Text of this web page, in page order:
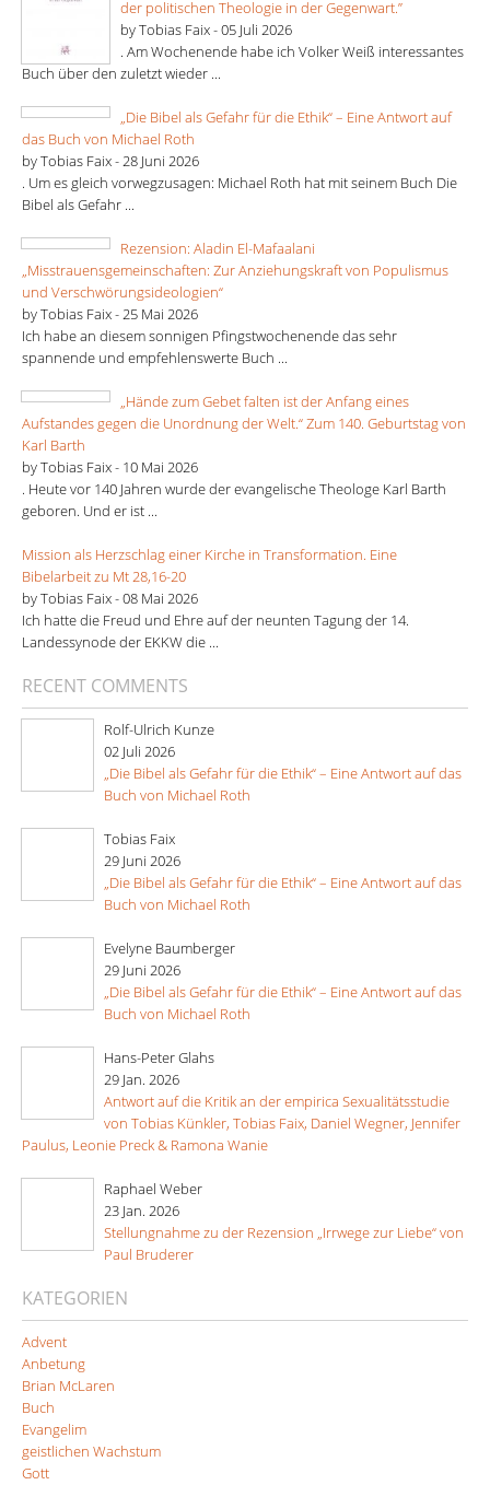
der politischen Theologie in der Gegenwart.”
by Tobias Faix -05 Juli 2026
. Am Wochenende habe ich Volker Weiß interessantes
Buch über den zuletzt wieder ...
„Die Bibel als Gefahr für die Ethik“ – Eine Antwort auf
das Buch von Michael Roth
by Tobias Faix -28 Juni 2026
. Um es gleich vorwegzusagen: Michael Roth hat mit seinem Buch Die
Bibel als Gefahr ...
Rezension: Aladin El-Mafaalani
„Misstrauensgemeinschaften: Zur Anziehungskraft von Populismus
und Verschwörungsideologien“
by Tobias Faix -25 Mai 2026
Ich habe an diesem sonnigen Pfingstwochenende das sehr
spannende und empfehlenswerte Buch ...
„Hände zum Gebet falten ist der Anfang eines
Aufstandes gegen die Unordnung der Welt.“ Zum 140. Geburtstag von
Karl Barth
by Tobias Faix - 10 Mai 2026
. Heute vor 140 Jahren wurde der evangelische Theologe Karl Barth
geboren. Und er ist ...
Mission als Herzschlag einer Kirche in Transformation. Eine
Bibelarbeit zu Mt 28,16-20
by Tobias Faix -08 Mai 2026
Ich hatte die Freud und Ehre auf der neunten Tagung der 14.
Landessynode der EKKW die ...
RECENT COMMENTS
Rolf-Ulrich Kunze
02 Juli 2026
„Die Bibel als Gefahr für die Ethik“ – Eine Antwort auf das
Buch von Michael Roth
Tobias Faix
29 Juni 2026
„Die Bibel als Gefahr für die Ethik“ – Eine Antwort auf das
Buch von Michael Roth
Evelyne Baumberger
29 Juni 2026
„Die Bibel als Gefahr für die Ethik“ – Eine Antwort auf das
Buch von Michael Roth
Hans-Peter Glahs
29 Jan. 2026
Antwort auf die Kritik an der empirica Sexualitätsstudie
von Tobias Künkler, Tobias Faix, Daniel Wegner, Jennifer
Paulus, Leonie Preck & Ramona Wanie
Raphael Weber
23 Jan. 2026
Stellungnahme zu der Rezension „Irrwege zur Liebe“ von
Paul Bruderer
KATEGORIEN
Advent
Anbetung
Brian McLaren
Buch
Evangelim
geistlichen Wachstum
Gott